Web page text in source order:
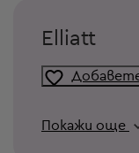
Elliatt
Покажи още